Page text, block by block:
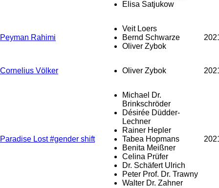
Elisa Satjukow
Peyman Rahimi
Veit Loers
Bernd Schwarze
Oliver Zybok
Cornelius Völker Oliver Zybok
Paradise Lost #gender shift
Michael Dr.
Brinkschröder
Désirée Düdder-
Lechner
Rainer Hepler
Tabea Hopmans
Benita Meißner
Celina Prüfer
Dr. Schäfert Ulrich
Peter Prof. Dr. Trawny
Walter Dr. Zahner